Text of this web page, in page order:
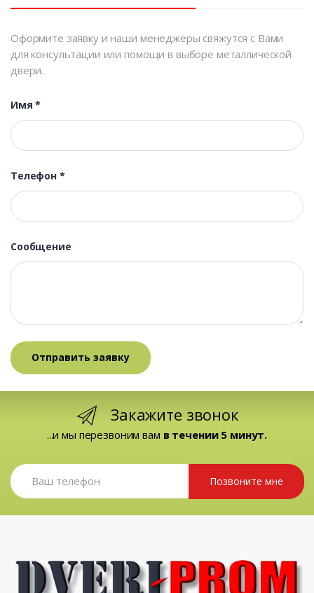
Оформите заявку и наши менеджеры свяжутся с Вами
для консультации или помощи в выборе металлической
двери.
Имя*
Телефон *
Сообщение
Закажите звонок
...и мы перезвоним вам в течении 5 минут.
Позвоните мне